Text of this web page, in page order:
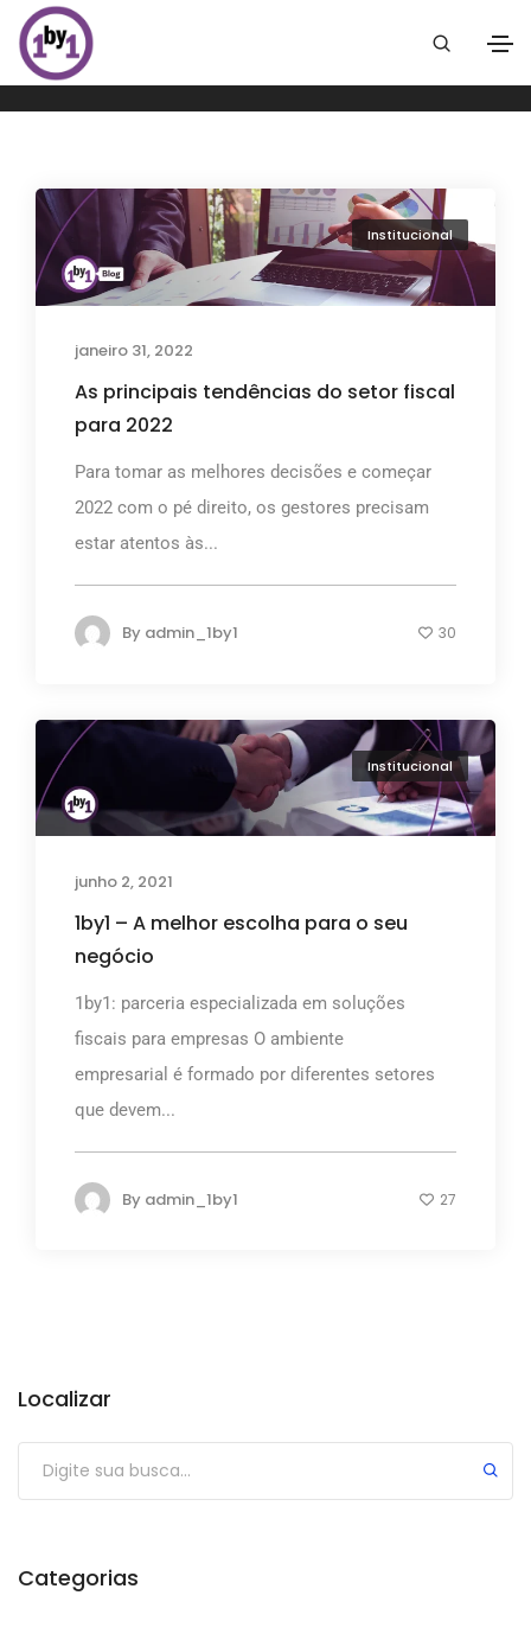
Institucional
janeiro 31, 2022
As principais tendências do setor fiscal
para 2022
Para tomar as melhores decisões e começar
2022 com o pé direito, os gestores precisam
estar atentos às...
By admin_1by1 30
Institucional
junho 2, 2021
1by1 – A melhor escolha para o seu
negócio
1by1: parceria especializada em soluções
fiscais para empresas O ambiente
empresarial é formado por diferentes setores
que devem...
By admin_1by1 27
Localizar
Categorias